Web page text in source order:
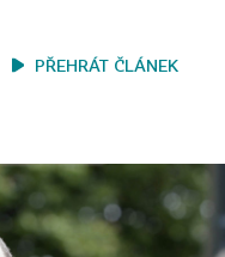
PŘEHRÁT ČLÁNEK